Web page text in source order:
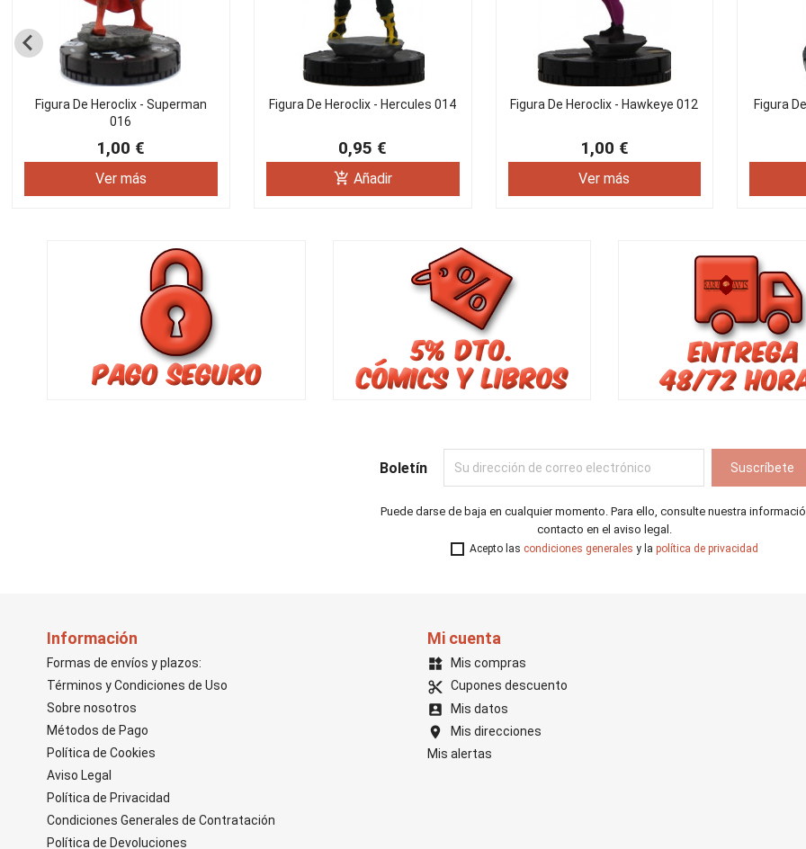
Figura De Heroclix - Superman
016
1,00 €
Ver más
Figura De Heroclix - Hercules 014
0,95 €
add_shopping_cart Añadir
Figura De Heroclix - Hawkeye 012
1,00 €
Ver más
Figura
Boletín
Puede darse de baja en cualquier momento. Para ello, consulte nuestra
contacto en el aviso legal.
Acepto las condiciones generales y la política de privacidad
Información
Formas de envíos y plazos:
Términos y Condiciones de Uso
Sobre nosotros
Métodos de Pago
Política de Cookies
Aviso Legal
Política de Privacidad
Condiciones Generales de Contratación
Política de Devoluciones
Mi cuenta
widgets Mis compras
content_cut Cupones descuento
account_box Mis datos
location_on
Mis direcciones
Mis alertas